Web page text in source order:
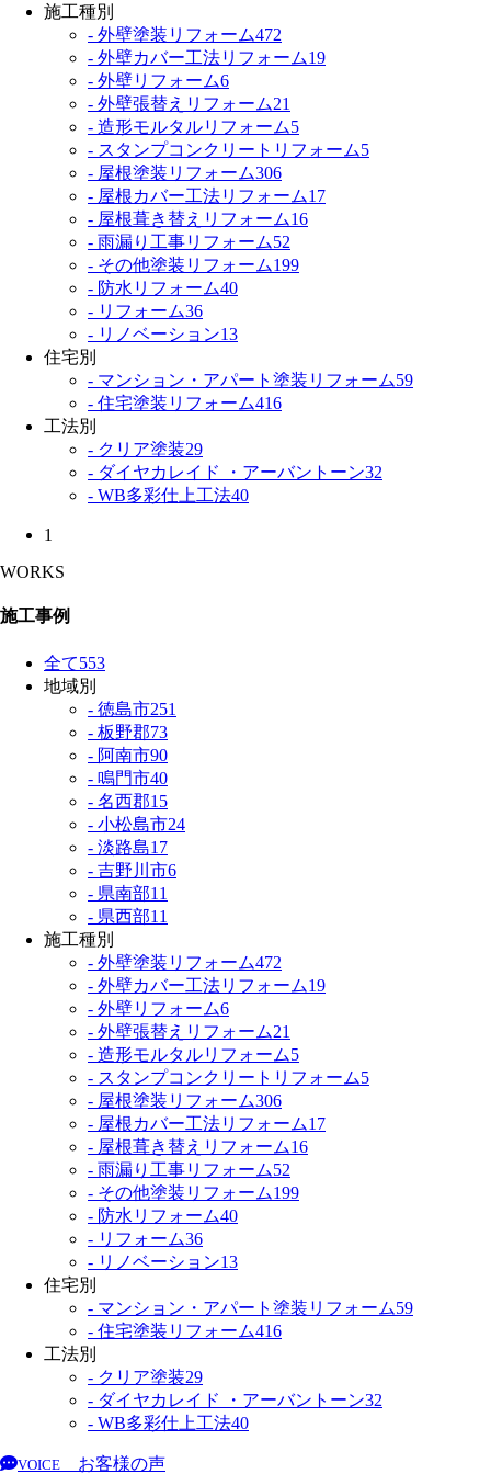
施工種別
- 外壁塗装リフォーム472
- 外壁カバー工法リフォーム19
- 外壁リフォーム6
- 外壁張替えリフォーム21
- 造形モルタルリフォーム5
- スタンプコンクリートリフォーム5
- 屋根塗装リフォーム306
- 屋根カバー工法リフォーム17
- 屋根葺き替えリフォーム16
- 雨漏り工事リフォーム52
- その他塗装リフォーム199
- 防水リフォーム40
- リフォーム36
- リノベーション13
住宅別
- マンション・アパート塗装リフォーム59
- 住宅塗装リフォーム416
工法別
- クリア塗装29
- ダイヤカレイド ・アーバントーン32
- WB多彩仕上工法40
1
WORKS
施工事例
全て553
地域別
- 徳島市251
- 板野郡73
- 阿南市90
- 鳴門市40
- 名西郡15
- 小松島市24
- 淡路島17
- 吉野川市6
- 県南部11
- 県西部11
施工種別
- 外壁塗装リフォーム472
- 外壁カバー工法リフォーム19
- 外壁リフォーム6
- 外壁張替えリフォーム21
- 造形モルタルリフォーム5
- スタンプコンクリートリフォーム5
- 屋根塗装リフォーム306
- 屋根カバー工法リフォーム17
- 屋根葺き替えリフォーム16
- 雨漏り工事リフォーム52
- その他塗装リフォーム199
- 防水リフォーム40
- リフォーム36
- リノベーション13
住宅別
- マンション・アパート塗装リフォーム59
- 住宅塗装リフォーム416
工法別
- クリア塗装29
- ダイヤカレイド ・アーバントーン32
- WB多彩仕上工法40
VOICE
お客様の声